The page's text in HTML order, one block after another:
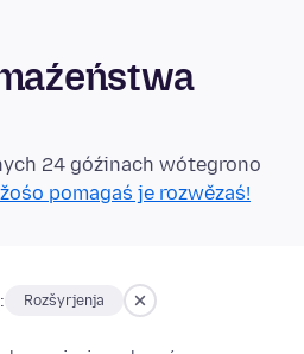
24 góźinach wótegrono
pomagaś je rozwězaś!
Rozšyrjenja